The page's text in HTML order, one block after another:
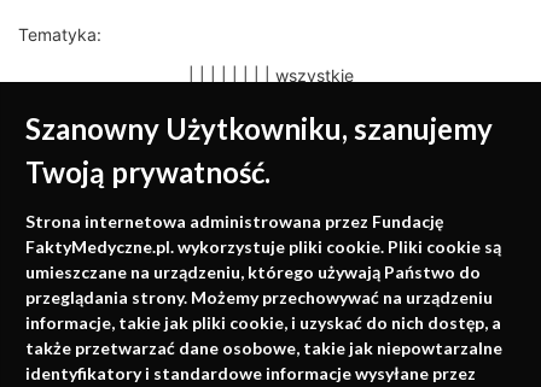
Szanowny Użytkowniku, szanujemy
Twoją prywatność.
Strona internetowa administrowana przez Fundację
FaktyMedyczne.pl. wykorzystuje pliki cookie. Pliki cookie są
umieszczane na urządzeniu, którego używają Państwo do
przeglądania strony. Możemy przechowywać na urządzeniu
informacje, takie jak pliki cookie, i uzyskać do nich dostęp, a
także przetwarzać dane osobowe, takie jak niepowtarzalne
identyfikatory i standardowe informacje wysyłane przez
Tematyka:
wszystkie
Medycyna oparta na
faktach
Konferencje, szkolenia, e-learning, wydawnictwo